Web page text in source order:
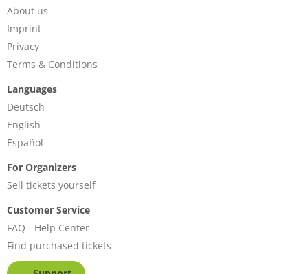
About us
Imprint
Privacy
Terms & Conditions
Languages
Deutsch
English
Español
For Organizers
Sell tickets yourself
Customer Service
FAQ - Help Center
Find purchased tickets